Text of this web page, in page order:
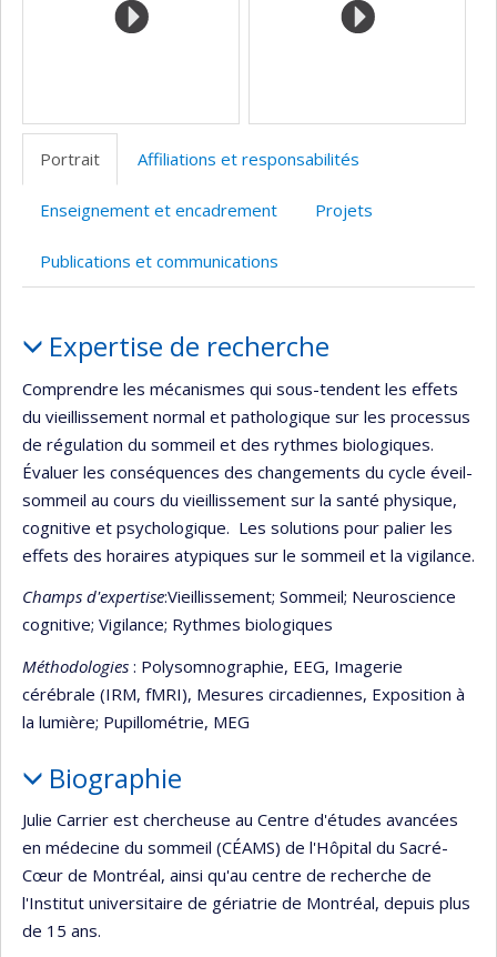
Portrait Affiliations et responsabilités
Enseignement et encadrement Projets
Publications et communications
Expertise de recherche
Comprendre les mécanismes qui sous-tendent les effets
du vieillissement normal et pathologique sur les processus
de régulation du sommeil et des rythmes biologiques.
Évaluer les conséquences des changements du cycle éveil-
sommeil au cours du vieillissement sur la santé physique,
cognitive et psychologique. Les solutions pour palier les
effets des horaires atypiques sur le sommeil et la vigilance.
Champs d'expertise:Vieillissement; Sommeil; Neuroscience
cognitive; Vigilance; Rythmes biologiques
Méthodologies : Polysomnographie, EEG, Imagerie
cérébrale (IRM, fMRI), Mesures circadiennes, Exposition à
la lumière; Pupillométrie, MEG
Biographie
Julie Carrier est chercheuse au Centre d'études avancées
en médecine du sommeil (CÉAMS) de l'Hôpital du Sacré-
Cœur de Montréal, ainsi qu'au centre de recherche de
l'Institut universitaire de gériatrie de Montréal, depuis plus
de 15 ans.